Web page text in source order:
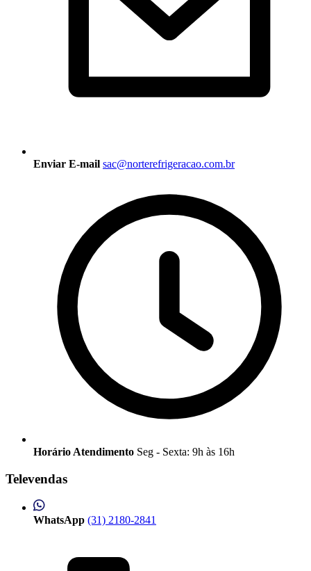
Enviar E-mail sac@norterefrigeracao.com.br
Horário Atendimento Seg - Sexta: 9h às 16h
Televendas
WhatsApp (31) 2180-2841